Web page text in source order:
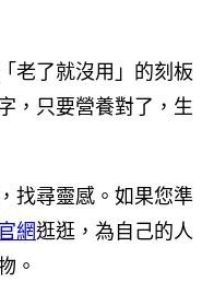
老了就沒用」的刻板
，只要營養對了，生
找尋靈感。如果您準
網逛逛，為自己的人
。